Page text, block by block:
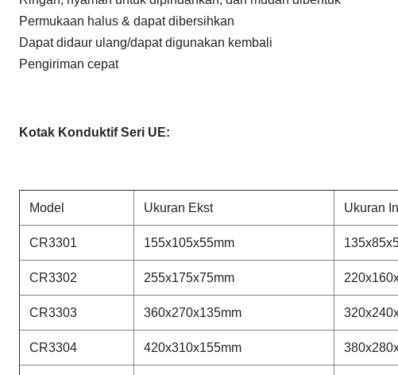
Permukaan halus & dapat dibersihkan
Dapat didaur ulang/dapat digunakan kembali
Pengiriman cepat
Kotak Konduktif Seri UE:
Model Ukuran Ekst Ukuran
CR3301 155x105x55mm
CR3302 255x175x75mm
CR3303 360x270x135mm
CR3304 420x310x155mm